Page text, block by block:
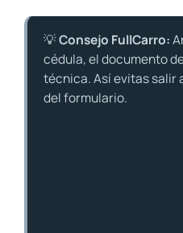
💡Consejo FullCarro:
cédula, el documento
técnica. Así evitas salir
del formulario.